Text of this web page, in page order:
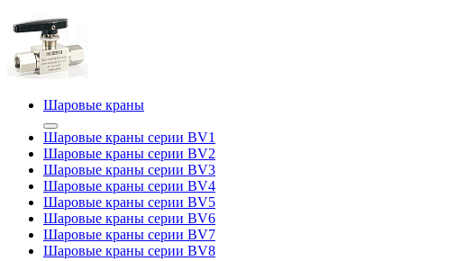
Шаровые краны
Шаровые краны серии BV1
Шаровые краны серии BV2
Шаровые краны серии BV3
Шаровые краны серии BV4
Шаровые краны серии BV5
Шаровые краны серии BV6
Шаровые краны серии BV7
Шаровые краны серии BV8